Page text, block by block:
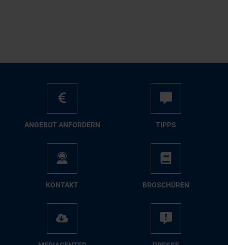
AN­GE­BOT AN­FOR­DERN TIPPS
KON­TAKT BRO­SCHÜ­REN